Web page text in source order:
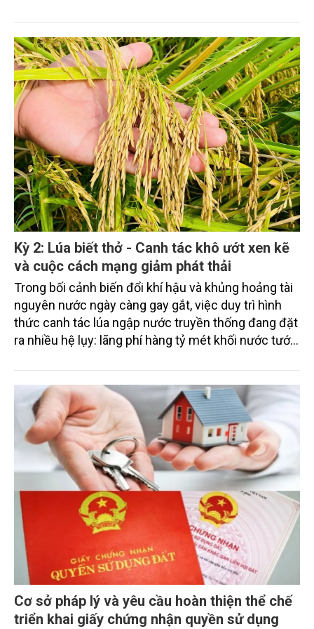
XGBoost đạt độ chính xác cao nhất (Kappa = 0,87)
và phân vùng nguy cơ lũ quét thành 5 cấp độ, hỗ trợ
quy hoạch và giảm thiểu rủi ro thiên tai.
Kỳ 2: Lúa biết thở - Canh tác khô ướt xen kẽ
và cuộc cách mạng giảm phát thải
Trong bối cảnh biến đổi khí hậu và khủng hoảng tài
nguyên nước ngày càng gay gắt, việc duy trì hình
thức canh tác lúa ngập nước truyền thống đang đặt
ra nhiều hệ lụy: lãng phí hàng tỷ mét khối nước tưới
tan (CH₄) - loại khí gây hiệu ứng nhà kính mạnh gấp
25 lần CO₂. Từ yêu cầu cấp bách ấy, các nhà khoa
học Việt Nam đã tiên phong nghiên cứu và triển
khai kỹ thuật tưới khô ướt xen kẽ (AWD) - mô hình
canh tác giúp cây lúa “biết thở”, tiết kiệm đến 40%
lượng nước tưới, giảm gần một nửa lượng phát thải
khí mê-tan mà vẫn đảm bảo năng suất cao. Đây
được xem là cuộc cách mạng xanh trong sản xuất
lúa gạo, hiện thực hóa cam kết của Việt Nam về
phát triển nông nghiệp bền vững và phát thải ròng
bằng “0” vào năm 2050.
Cơ sở pháp lý và yêu cầu hoàn thiện thể chế
triển khai giấy chứng nhận quyền sử dụng